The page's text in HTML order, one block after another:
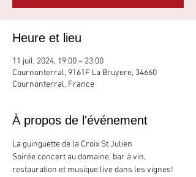
Heure et lieu
11 juil. 2024, 19:00 – 23:00
Cournonterral, 9161F La Bruyere, 34660
Cournonterral, France
À propos de l'événement
La guinguette de la Croix St Julien
Soirée concert au domaine, bar à vin,
restauration et musique live dans les vignes!